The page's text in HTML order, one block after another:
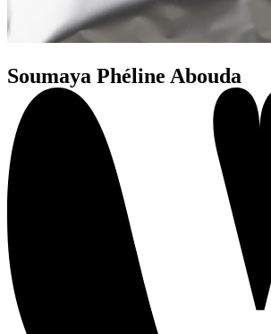
Soumaya Phéline Abouda